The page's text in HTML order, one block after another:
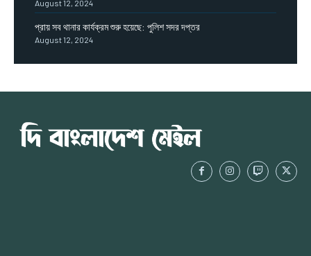
August 12, 2024
প্রায় সব থানার কার্যক্রম শুরু হয়েছে: পুলিশ সদর দপ্তর
August 12, 2024